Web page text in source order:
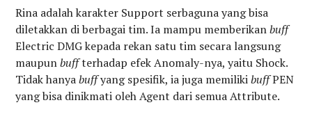
Rina adalah karakter Support serbaguna yang bisa
diletakkan di berbagai tim. Ia mampu memberikanbuff
Electric DMG kepada rekan satu tim secara langsung
maupunbuffterhadap efek Anomaly-nya, yaitu Shock.
Tidak hanyabuffyang spesifik, ia juga memilikibuffPEN
yang bisa dinikmati oleh Agent dari semua Attribute.